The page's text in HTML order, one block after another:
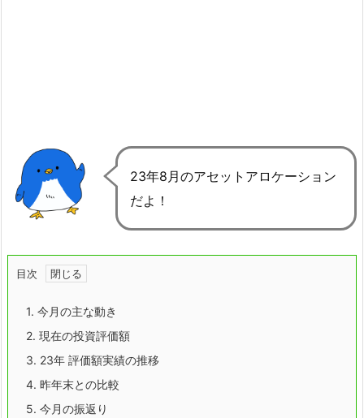
23年8月のアセットアロケーション
だよ！
目次
1. 今月の主な動き
2. 現在の投資評価額
3. 23年 評価額実績の推移
4. 昨年末との比較
5. 今月の振返り